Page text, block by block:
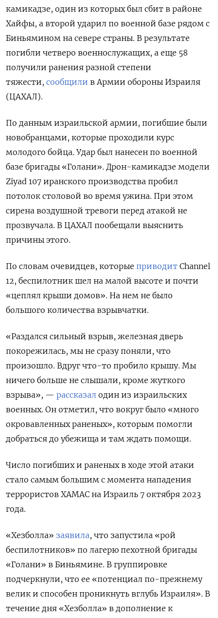
камикадзе, один из которых был сбит в районе
Хайфы, а второй ударил по военной базе рядом с
Биньямином на севере страны. В результате
погибли четверо военнослужащих, а еще 58
получили ранения разной степени
тяжести, сообщили в Армии обороны Израиля
(ЦАХАЛ).
По данным израильской армии, погибшие были
новобранцами, которые проходили курс
молодого бойца. Удар был нанесен по военной
базе бригады «Голани». Дрон-камикадзе модели
Ziyad 107 иранского производства пробил
потолок столовой во время ужина. При этом
сирена воздушной тревоги перед атакой не
прозвучала. В ЦАХАЛ пообещали выяснить
причины этого.
По словам очевидцев, которые приводит Channel
12, беспилотник шел на малой высоте и почти
«цеплял крыши домов». На нем не было
большого количества взрывчатки.
«Раздался сильный взрыв, железная дверь
покорежилась, мы не сразу поняли, что
произошло. Вдруг что-то пробило крышу. Мы
ничего больше не слышали, кроме жуткого
взрыва», — рассказал один из израильских
военных. Он отметил, что вокруг было «много
окровавленных раненых», которым помогли
добраться до убежища и там ждать помощи.
Число погибших и раненых в ходе этой атаки
стало самым большим с момента нападения
террористов ХАМАС на Израиль 7 октября 2023
года.
«Хезболла» заявила, что запустила «рой
беспилотников» по лагерю пехотной бригады
«Голани» в Биньямине. В группировке
подчеркнули, что ее «потенциал по-прежнему
велик и способен проникнуть вглубь Израиля». В
течение дня «Хезболла» в дополнение к